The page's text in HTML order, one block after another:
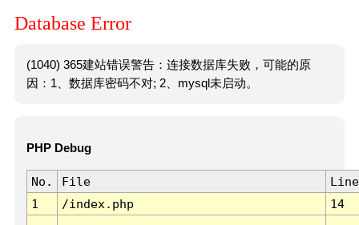
Database Error
(1040) 365建站错误警告：连接数据库失败，可能的原
因：1、数据库密码不对; 2、mysql未启动。
PHP Debug
No. File
Line
1
/index.php 14